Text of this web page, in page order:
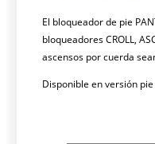
El bloqueador de pie
bloqueadores CROLL,
ascensos por cuerda
Disponible en versión